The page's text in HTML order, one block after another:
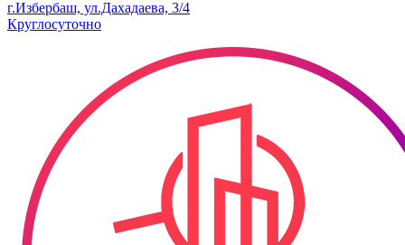
г.Избербаш, ул.Дахадаева, 3/4
Круглосуточно